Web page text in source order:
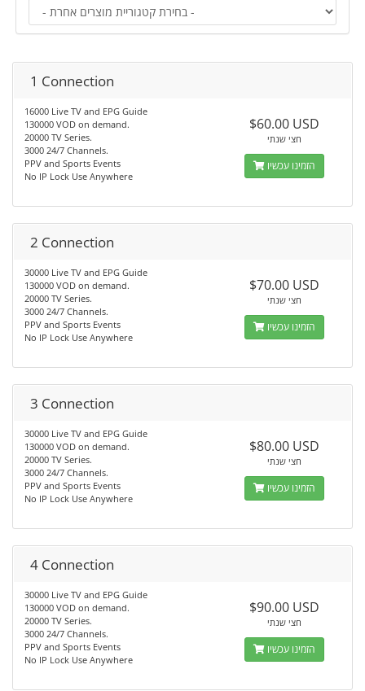
1 Connection
16000 Live TV and EPG Guide
130000 VOD on demand.
20000 TV Series.
3000 24/7 Channels.
PPV and Sports Events
No IP Lock Use Anywhere
$60.00 USD
חצי שנתי
הזמינו עכשיו
2 Connection
30000 Live TV and EPG Guide
130000 VOD on demand.
20000 TV Series.
3000 24/7 Channels.
PPV and Sports Events
No IP Lock Use Anywhere
$70.00 USD
חצי שנתי
הזמינו עכשיו
3 Connection
30000 Live TV and EPG Guide
130000 VOD on demand.
20000 TV Series.
3000 24/7 Channels.
PPV and Sports Events
No IP Lock Use Anywhere
$80.00 USD
חצי שנתי
הזמינו עכשיו
4 Connection
30000 Live TV and EPG Guide
130000 VOD on demand.
20000 TV Series.
3000 24/7 Channels.
PPV and Sports Events
No IP Lock Use Anywhere
$90.00 USD
חצי שנתי
הזמינו עכשיו